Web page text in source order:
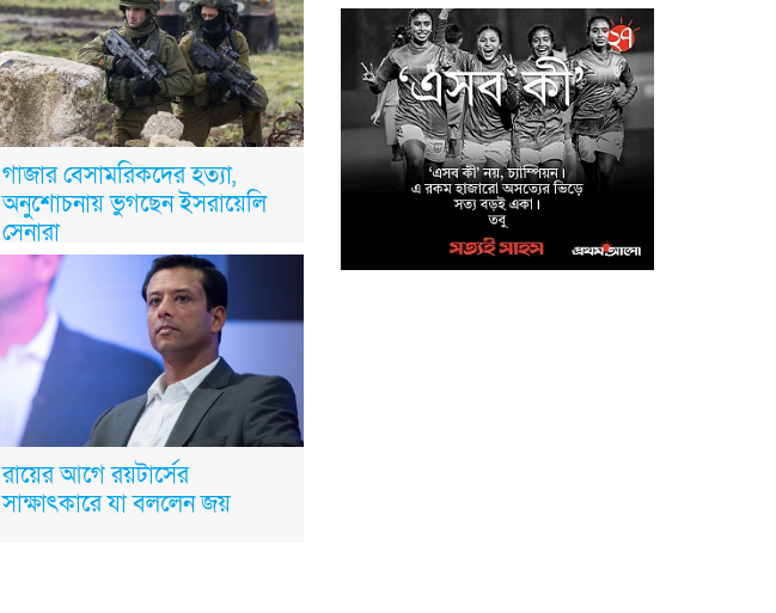
গাজার বেসামরিকদের হত্যা,
অনুশোচনায় ভুগছেন ইসরায়েলি
সেনারা
রায়ের আগে রয়টার্সের
সাক্ষাৎকারে যা বললেন জয়
উদ্যোগে উদ্ধারকৃত
আইফোন সহ ৩৫টি মোবাইল ফোন ও বিকাশ
প্রতারণার ৫০,০০০/- হস্তান্তর
মাগুরা জেলা পুলিশ সুপারের
উদ্যোগে ফরিদপুর জেলার
কামারখালী টোল প্লাজা
এলাকা থেকে নিখোঁজ শিশু আয়েশা নূর উদ্ধার
মাগুরায় উন্নত জাতের গাভী
পালনে সমবায়ের আবর্তক
ঋণ বিতরণ অনুষ্ঠান